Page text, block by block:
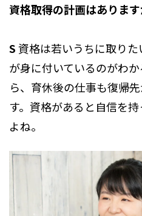
資格取得の計画はあります
S資格は若いうちに取り
が身に付いているのがわ
ら、育休後の仕事も復帰
す。資格があると自信を
よね。